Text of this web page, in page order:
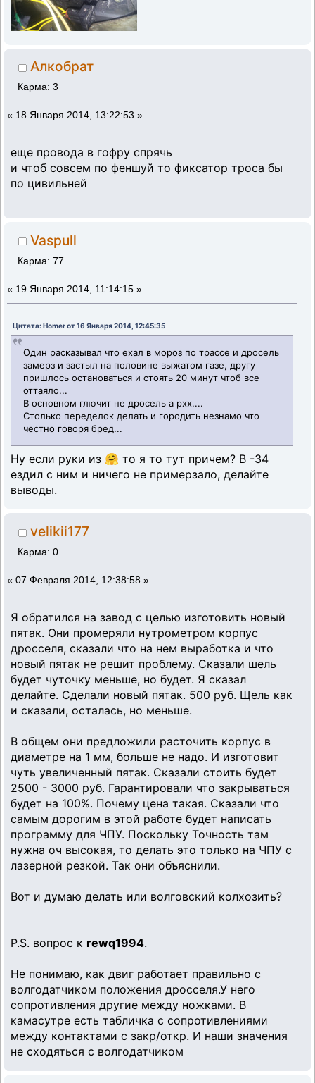
Алкобрат
Карма: 3
« 18 Января 2014, 13:22:53 »
еще провода в гофру спрячь
и чтоб совсем по феншуй то фиксатор троса бы
по цивильней
Vaspull
Карма: 77
« 19 Января 2014, 11:14:15 »
Цитата: Homer от 16 Января 2014, 12:45:35
Один расказывал что ехал в мороз по трассе и дросель
замерз и застыл на половине выжатом газе, другу
пришлось остановаться и стоять 20 минут чтоб все
оттаяло...
В основном глючит не дросель а рхх....
Столько переделок делать и городить незнамо что
честно говоря бред...
Ну если руки из 🤗 то я то тут причем? В -34
ездил с ним и ничего не примерзало, делайте
выводы.
velikii177
Карма: 0
« 07 Февраля 2014, 12:38:58 »
Я обратился на завод с целью изготовить новый
пятак. Они промеряли нутрометром корпус
дросселя, сказали что на нем выработка и что
новый пятак не решит проблему. Сказали шель
будет чуточку меньше, но будет. Я сказал
делайте. Сделали новый пятак. 500 руб. Щель как
и сказали, осталась, но меньше.
В общем они предложили расточить корпус в
диаметре на 1 мм, больше не надо. И изготовит
чуть увеличенный пятак. Сказали стоить будет
2500 - 3000 руб. Гарантировали что закрываться
будет на 100%. Почему цена такая. Сказали что
самым дорогим в этой работе будет написать
программу для ЧПУ. Поскольку Точность там
нужна оч высокая, то делать это только на ЧПУ с
лазерной резкой. Так они объяснили.
Вот и думаю делать или волговский колхозить?
P.S. вопрос к rewq1994.
Не понимаю, как двиг работает правильно с
волгодатчиком положения дросселя.У него
сопротивления другие между ножками. В
камасутре есть табличка с сопротивлениями
между контактами с закр/откр. И наши значения
не сходяться с волгодатчиком